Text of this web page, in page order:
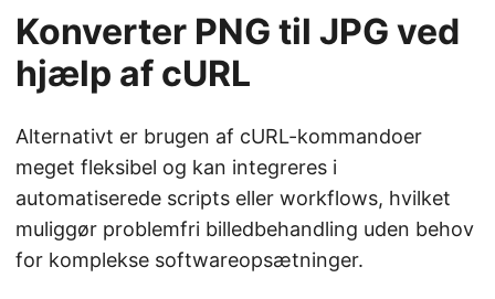
Konverter PNG til JPG ved
hjælp af cURL
Alternativt er brugen af cURL-kommandoer
meget fleksibel og kan integreres i
automatiserede scripts eller workflows, hvilket
muliggør problemfri billedbehandling uden behov
for komplekse softwareopsætninger.